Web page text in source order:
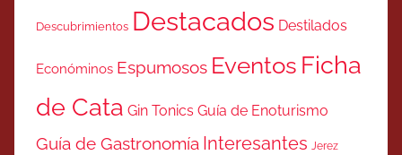
Descubrimientos Destacados Destilados
Económinos Espumosos Eventos Ficha
de Cata Gin Tonics Guía de Enoturismo
Guía de Gastronomía Interesantes Jerez